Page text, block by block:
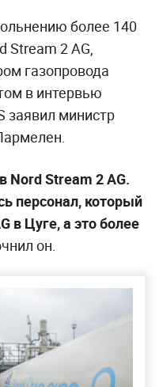
более 140
Stream 2 AG,
газопровода
в интервью
заявил министр
Nord Stream 2 AG.
персонал, который
в Цуге, а это более
он.